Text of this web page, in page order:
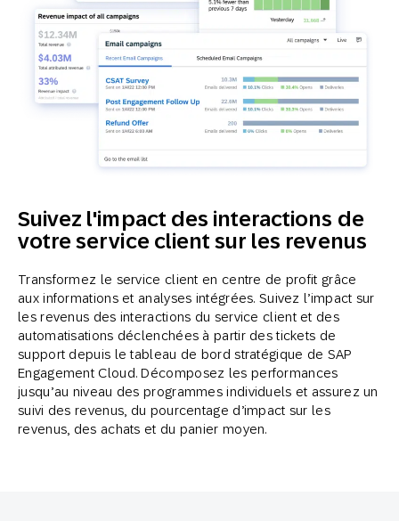
Suivez l'impact des interactions de
votre service client sur les revenus
Transformez le service client en centre de profit grâce
aux informations et analyses intégrées. Suivez l’impact sur
les revenus des interactions du service client et des
automatisations déclenchées à partir des tickets de
support depuis le tableau de bord stratégique de SAP
Engagement Cloud. Décomposez les performances
jusqu’au niveau des programmes individuels et assurez un
suivi des revenus, du pourcentage d’impact sur les
revenus, des achats et du panier moyen.